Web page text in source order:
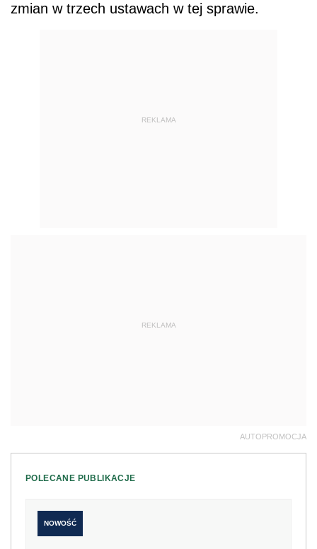
zmian w trzech ustawach w tej sprawie.
REKLAMA
REKLAMA
AUTOPROMOCJA
POLECANE PUBLIKACJE
NOWOŚĆ